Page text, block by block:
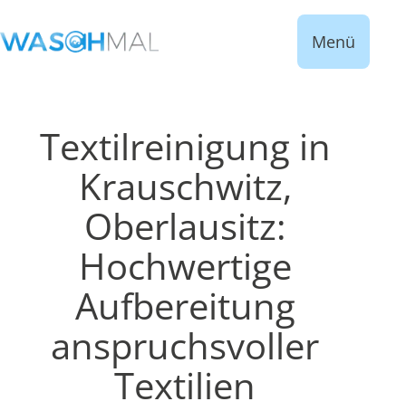
Menü
Textilreinigung in
Krauschwitz,
Oberlausitz:
Hochwertige
Aufbereitung
anspruchsvoller
Textilien